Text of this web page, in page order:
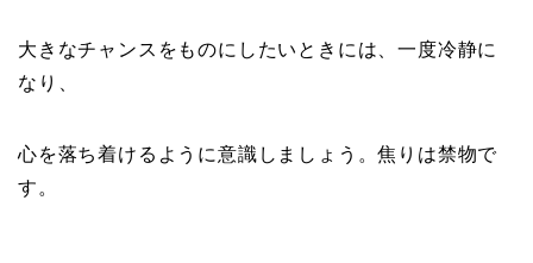
大きなチャンスをものにしたいときには、一度冷静に
なり、
心を落ち着けるように意識しましょう。焦りは禁物で
す。